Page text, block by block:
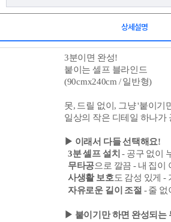
상세설명
3분이면 완성!
붙이는 셀프 블라인드
(90cmx240cm / 일반형)
못, 드릴 없이, 그냥 '붙이기
일상의 작은 디테일 하나가
▶ 이래서 다들 선택해요!
3분셀프 설치 - 공구 없이
무타공으로 깔끔 - 내 집이
사생활 보호도 감성 있게 -
자유로운 길이 조절 - 줄 없
▶ 붙이기만 하면 완성되는